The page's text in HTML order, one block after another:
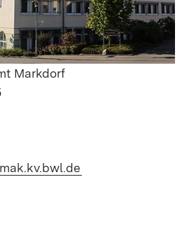
Markdorf